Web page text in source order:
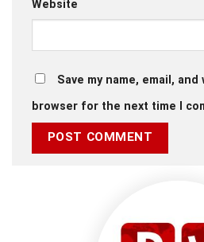
Website
Save my name, email,
browser for the next time I